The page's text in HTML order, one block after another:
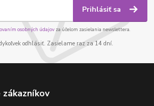
Prihlásiť sa
osobných údajov za účelom zasielania newslettera.
odhlásiť. Zasielame raz za 14 dní.